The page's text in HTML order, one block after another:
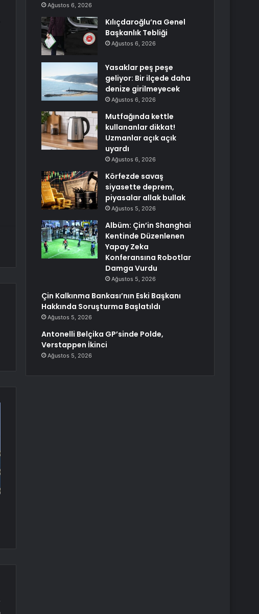
Ağustos 6, 2026
Kılıçdaroğlu’na Genel
Başkanlık Tebliği
Ağustos 6, 2026
Yasaklar peş peşe
geliyor: Bir ilçede daha
denize girilmeyecek
Ağustos 6, 2026
Mutfağında kettle
kullananlar dikkat!
Uzmanlar açık açık
uyardı
Ağustos 6, 2026
Körfezde savaş
siyasette deprem,
piyasalar allak bullak
Ağustos 5, 2026
Albüm: Çin’in Shanghai
Kentinde Düzenlenen
Yapay Zeka
Konferansına Robotlar
Damga Vurdu
Ağustos 5, 2026
Çin Kalkınma Bankası’nın Eski Başkanı
Hakkında Soruşturma Başlatıldı
Ağustos 5, 2026
Antonelli Belçika GP’sinde Polde,
Verstappen İkinci
Ağustos 5, 2026